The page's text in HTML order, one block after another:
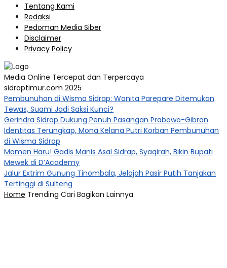
Tentang Kami
Redaksi
Pedoman Media Siber
Disclaimer
Privacy Policy
Media Online Tercepat dan Terpercaya
sidraptimur.com 2025
Pembunuhan di Wisma Sidrap: Wanita Parepare Ditemukan
Tewas, Suami Jadi Saksi Kunci?
Gerindra Sidrap Dukung Penuh Pasangan Prabowo-Gibran
Identitas Terungkap, Mona Kelana Putri Korban Pembunuhan
di Wisma Sidrap
Momen Haru! Gadis Manis Asal Sidrap, Syaqirah, Bikin Bupati
Mewek di D’Academy​
Jalur Extrim Gunung Tinombala, Jelajah Pasir Putih Tanjakan
Tertinggi di Sulteng
Home Trending Cari Bagikan Lainnya